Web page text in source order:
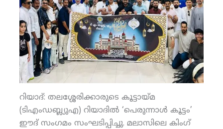
റിയാദ്: തലശ്ശേരിക്കാരുടെ കൂട്ടായ്മ
(ടിഎംഡബ്ല്യുഎ) റിയാദില്‍ ‘പെരുന്നാള്‍ കൂട്ടം’
ഈദ് സംഗമം സംഘടിപ്പിച്ചു. മലാസിലെ കിംഗ്